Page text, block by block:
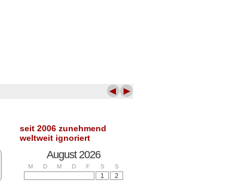
◄ ►
seit 2006 zunehmend
weltweit ignoriert
August 2026
M D M D F S S
1
2